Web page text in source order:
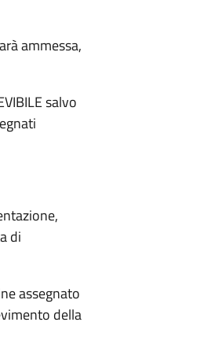
ammessa,
salvo
di
assegnato
della